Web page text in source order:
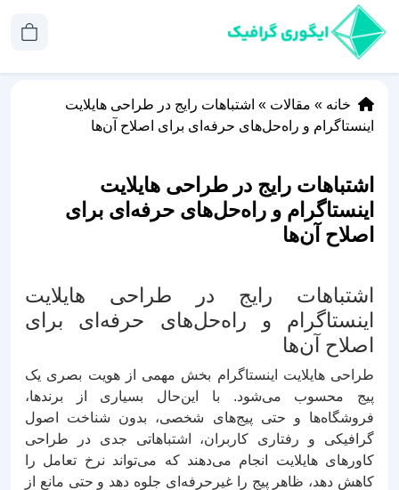
خانه » مقالات » اشتباهات رایج در طراحی هایلایت
اینستاگرام و راه‌حل‌های حرفه‌ای برای اصلاح آن‌ها
اشتباهات رایج در طراحی هایلایت
اینستاگرام و راه‌حل‌های حرفه‌ای برای
اصلاح آن‌ها
اشتباهات رایج در طراحی هایلایت
اینستاگرام و راه‌حل‌های حرفه‌ای برای
اصلاح آن‌ها
طراحی هایلایت اینستاگرام بخش مهمی از هویت بصری یک
پیج محسوب می‌شود. با این‌حال بسیاری از برندها،
فروشگاه‌ها و حتی پیج‌های شخصی، بدون شناخت اصول
گرافیکی و رفتاری کاربران، اشتباهاتی جدی در طراحی
کاورهای هایلایت انجام می‌دهند که می‌تواند نرخ تعامل را
کاهش دهد، ظاهر پیج را غیرحرفه‌ای جلوه دهد و حتی مانع از